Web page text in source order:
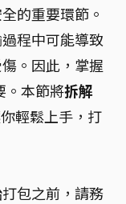
的重要環節。
程中可能導致
。因此，掌握
。本節將拆解
你輕鬆上手，打
包之前，請務